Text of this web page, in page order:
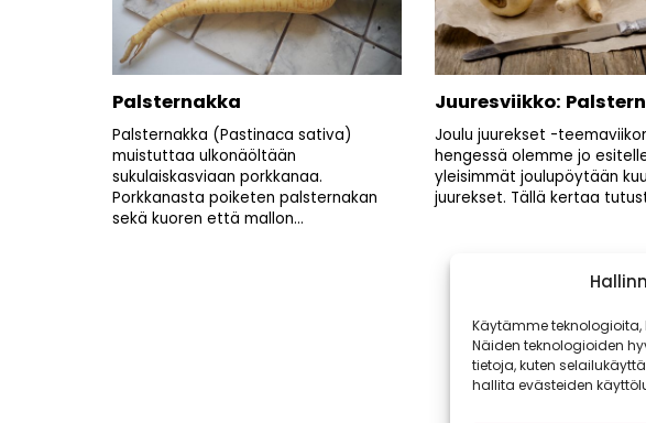
Käytämme
Näiden teknologioiden
tietoja, kuten
hallita evästeiden
Palsternakka
Palsternakka (Pastinaca sativa)
muistuttaa ulkonäöltään
sukulaiskasviaan porkkanaa.
Porkkanasta poiketen palsternakan
sekä kuoren että mallon...
Juuresviikko:
Joulu juurekset -
hengessä olemme jo
yleisimmät joulupöytään
juurekset. Tällä kertaa